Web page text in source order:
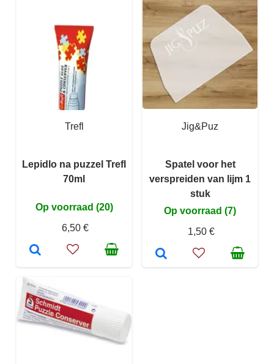
Trefl
Lepidlo na puzzel Trefl
70ml
Op voorraad (20)
6,50 €
Jig&Puz
Spatel voor het
verspreiden van lijm 1
stuk
Op voorraad (7)
1,50 €